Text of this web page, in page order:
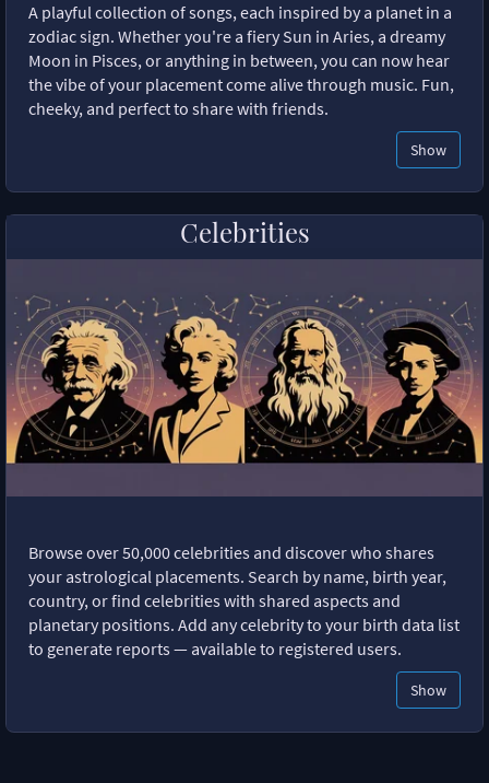
A playful collection of songs, each inspired by a planet in a
zodiac sign. Whether you're a fiery Sun in Aries, a dreamy
Moon in Pisces, or anything in between, you can now hear
the vibe of your placement come alive through music. Fun,
cheeky, and perfect to share with friends.
Show
Celebrities
Browse over 50,000 celebrities and discover who shares
your astrological placements. Search by name, birth year,
country, or find celebrities with shared aspects and
planetary positions. Add any celebrity to your birth data list
to generate reports — available to registered users.
Show